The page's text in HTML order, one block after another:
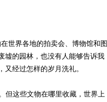
世界各地的拍卖会、博物馆和图
墟的园林，也没有人能够告诉我
经过怎样的岁月洗礼。
这些文物在哪里收藏，世界上